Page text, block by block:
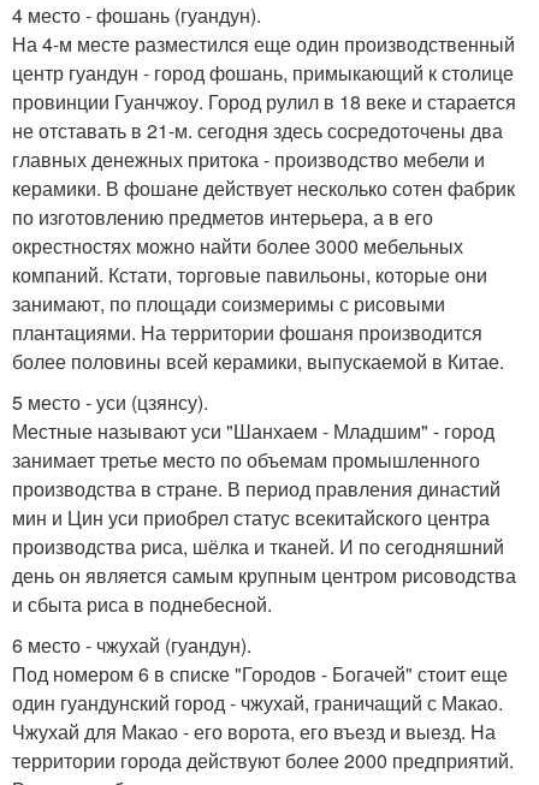
4 место - фошань (гуандун).
На 4-м месте разместился еще один производственный
центр гуандун - город фошань, примыкающий к столице
провинции Гуанчжоу. Город рулил в 18 веке и старается
не отставать в 21-м. сегодня здесь сосредоточены два
главных денежных притока - производство мебели и
керамики. В фошане действует несколько сотен фабрик
по изготовлению предметов интерьера, а в его
окрестностях можно найти более 3000 мебельных
компаний. Кстати, торговые павильоны, которые они
занимают, по площади соизмеримы с рисовыми
плантациями. На территории фошаня производится
более половины всей керамики, выпускаемой в Китае.
5 место - уси (цзянсу).
Местные называют уси "Шанхаем - Младшим" - город
занимает третье место по объемам промышленного
производства в стране. В период правления династий
мин и Цин уси приобрел статус всекитайского центра
производства риса, шёлка и тканей. И по сегодняшний
день он является самым крупным центром рисоводства
и сбыта риса в поднебесной.
6 место - чжухай (гуандун).
Под номером 6 в списке "Городов - Богачей" стоит еще
один гуандунский город - чжухай, граничащий с Макао.
Чжухай для Макао - его ворота, его въезд и выезд. На
территории города действуют более 2000 предприятий.